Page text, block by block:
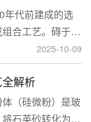
年代前建成的选
合工艺。碍于当
，大量细粒金、包
造成了巨大的经
2025-10-09
解析
（硅微粉）是玻
石英砂转化为高